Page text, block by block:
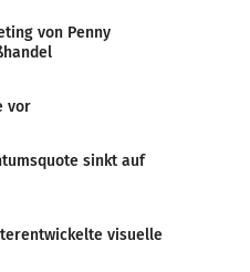
von Penny
vor
sinkt auf
visuelle